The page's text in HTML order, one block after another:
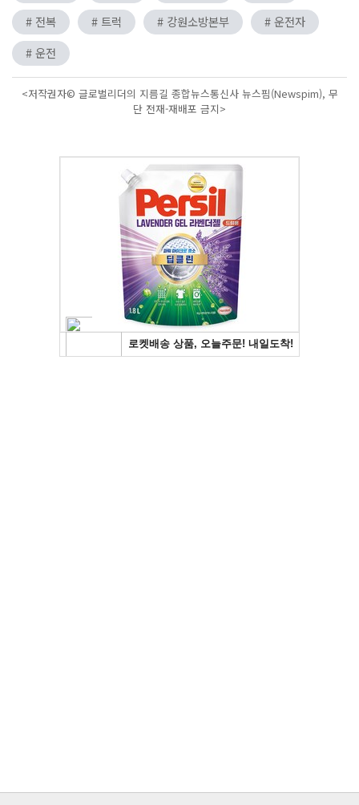
# 전복
# 트럭 # 강원소방본부
# 운전자
# 운전
<저작권자© 글로벌리더의 지름길 종합뉴스통신사 뉴스핌(Newspim), 무
단 전재-재배포 금지>